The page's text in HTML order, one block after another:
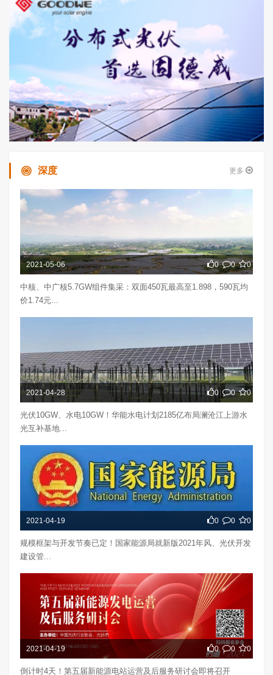
深度 更多
2021-05-06 0 0 0
中核、中广核5.7GW组件集采：双面450瓦最高至1.898，590瓦均
价1.74元...
2021-04-28 0 0 0
光伏10GW、水电10GW！华能水电计划2185亿布局澜沧江上游水
光互补基地...
2021-04-19 0 0 0
规模框架与开发节奏已定！国家能源局就新版2021年风、光伏开发
建设管...
2021-04-19 0 0 0
倒计时4天！第五届新能源电站运营及后服务研讨会即将召开